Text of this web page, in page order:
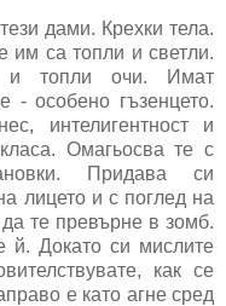
дами. Крехки тела.
им са топли и светли.
и топли очи. Имат
- особено гъзенцето.
интелигентност и
Омагьосва те с
Придава си
лицето и с поглед на
те превърне в зомб.
й. Докато си мислите
как се
е като агне сред